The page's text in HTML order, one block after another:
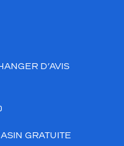
D’AVIS
GRATUITE